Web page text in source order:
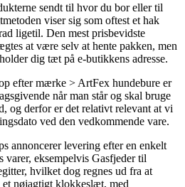
sendt til hvor du bor eller til
viser sig som oftest et hak
ligetil. Den mest prisbevidste
at være selv at hente pakken, men
dig tæt på e-butikkens adresse.
efter mærke > ArtFex hundebure er
når man står og skal bruge
og derfor er det relativt relevant at vi
ved den vedkommende vare.
annoncerer levering efter en enkelt
varer, eksempelvis Gasfjeder til
hvilket dog regnes ud fra at
et nøjagtigt klokkeslæt, med